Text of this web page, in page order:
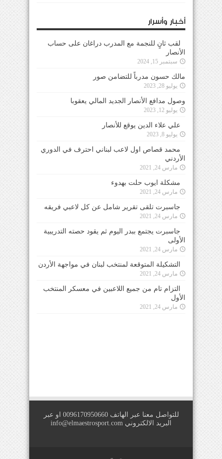
أخبار وأسرار
لقب ثانٍ للنجمة مع المدرب دراغان على حساب
الأنصار
سبتمبر 15, 2024
مالك حسون مدرباً للتضامن صور
يوليو 28, 2023
وصول مدافع الأنصار الجديد المالي يعقوبا
يوليو 12, 2023
علي علاء الدين يوقع للأنصار
يوليو 8, 2023
محمد قصاص اول لاعب لبناني احترف في الدوري
الأردني
مارس 24, 2021
مشكلة ايوب حلت بهدوء
مارس 24, 2021
جاسبرت تلقى تقرير شامل عن كل لاعبي فريقه
مارس 24, 2021
جاسبرت يجتمع ببدر اليوم ثم يقود حصته التدريبية
الأولى
مارس 24, 2021
التشكيلة المتوقعة لمنتخب لبنان في مواجهة الأردن
مارس 24, 2021
التزام تام من جميع اللاعبين في معسكر المنتخب
الأول
مارس 24, 2021
للتواصل معنا عبر الهاتف 0096170950660 او عبر
البريد الالكتروني info@elmaestrosport.com